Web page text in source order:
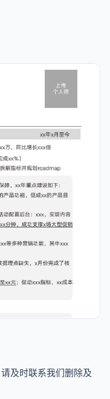
及时联系我们删除及